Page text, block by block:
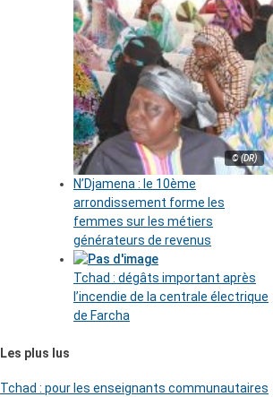
© (DR)
N’Djamena : le 10ème
arrondissement forme les
femmes sur les métiers
générateurs de revenus
Tchad : dégâts important après
l’incendie de la centrale électrique
de Farcha
Les plus lus
Tchad : pour les enseignants communautaires